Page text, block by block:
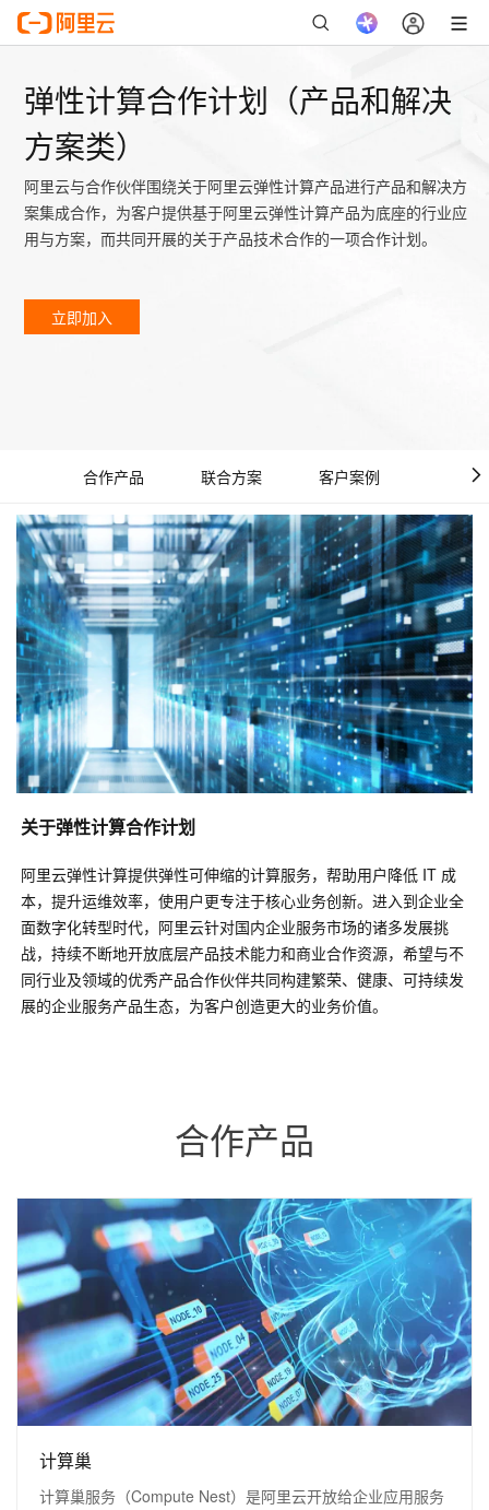
弹性计算合作计划（产品和解决
方案类）
阿里云与合作伙伴围绕关于阿里云弹性计算产品进行产品和解决方
案集成合作，为客户提供基于阿里云弹性计算产品为底座的行业应
用与方案，而共同开展的关于产品技术合作的一项合作计划。
立即加入
合作产品 联合方案 客户案例 合作权
关于弹性计算合作计划
阿里云弹性计算提供弹性可伸缩的计算服务，帮助用户降低 IT 成
本，提升运维效率，使用户更专注于核心业务创新。进入到企业全
面数字化转型时代，阿里云针对国内企业服务市场的诸多发展挑
战，持续不断地开放底层产品技术能力和商业合作资源，希望与不
同行业及领域的优秀产品合作伙伴共同构建繁荣、健康、可持续发
展的企业服务产品生态，为客户创造更大的业务价值。
合作产品
计算巢
计算巢服务（Compute Nest）是阿里云开放给企业应用服务